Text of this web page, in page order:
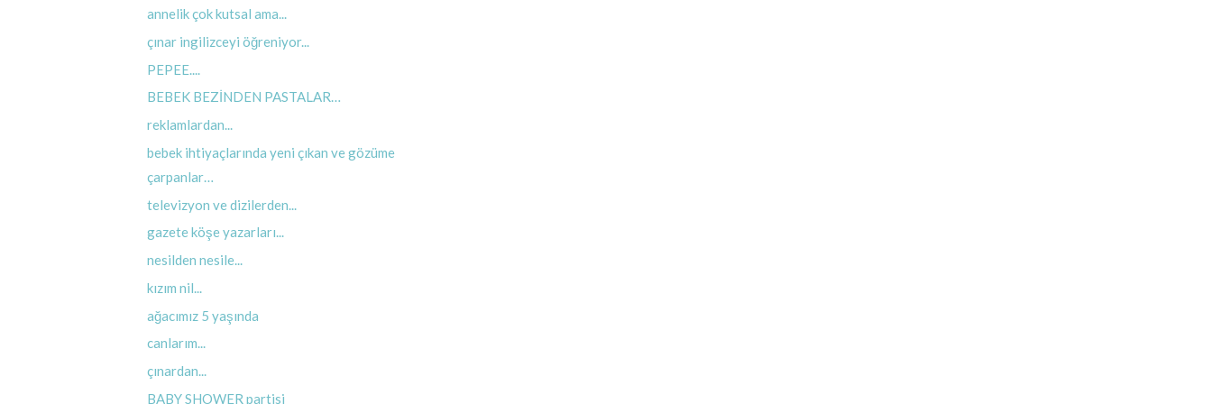
annelik çok kutsal ama...
çınar ingilizceyi öğreniyor...
PEPEE....
BEBEK BEZİNDEN PASTALAR…
reklamlardan...
bebek ihtiyaçlarında yeni çıkan ve gözüme
çarpanlar…
televizyon ve dizilerden...
gazete köşe yazarları...
nesilden nesile...
kızım nil...
ağacımız 5 yaşında
canlarım...
çınardan...
BABY SHOWER partisi